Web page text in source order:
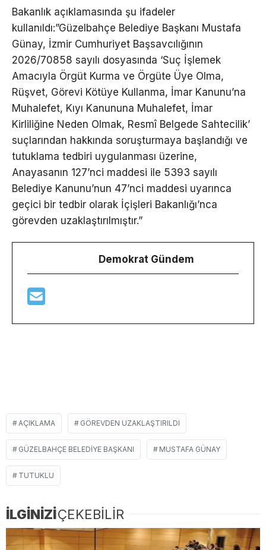
Bakanlık açıklamasında şu ifadeler
kullanıldı:”Güzelbahçe Belediye Başkanı Mustafa
Günay, İzmir Cumhuriyet Başsavcılığının
2026/70858 sayılı dosyasında ‘Suç İşlemek
Amacıyla Örgüt Kurma ve Örgüte Üye Olma,
Rüşvet, Görevi Kötüye Kullanma, İmar Kanunu’na
Muhalefet, Kıyı Kanununa Muhalefet, İmar
Kirliliğine Neden Olmak, Resmî Belgede Sahtecilik’
suçlarından hakkında soruşturmaya başlandığı ve
tutuklama tedbiri uygulanması üzerine,
Anayasanın 127’nci maddesi ile 5393 sayılı
Belediye Kanunu’nun 47’nci maddesi uyarınca
geçici bir tedbir olarak İçişleri Bakanlığı’nca
görevden uzaklaştırılmıştır.”
Demokrat Gündem
AÇIKLAMA GÖREVDEN UZAKLAŞTIRILDI
GÜZELBAHÇE BELEDIYE BAŞKANI MUSTAFA GÜNAY
TUTUKLU
İLGİNİZİÇEKEBİLİR